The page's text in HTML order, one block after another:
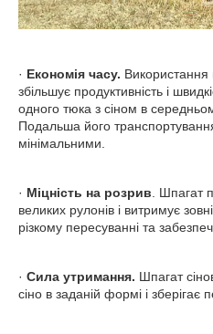
· Економія часу. Використання
збільшує продуктивність і
одного тюка з сіном в
Подальша його
мінімальними.
· Міцність на розрив . Шпагат
великих рулонів і витримує
різкому пересуванні та
· Сила утримання. Шпагат
сіно в заданій формі і зберігає